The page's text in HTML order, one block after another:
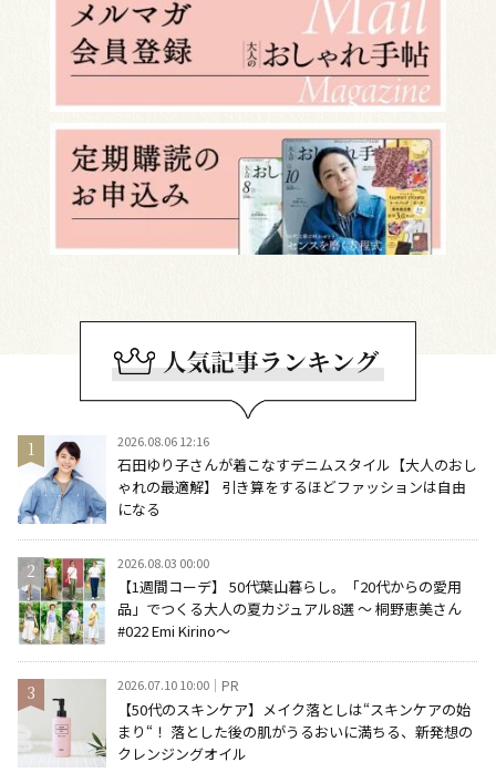
2026.08.06 12:16
石田ゆり子さんが着こなすデニムスタイル【大人のおし
ゃれの最適解】 引き算をするほどファッションは自由
になる
2026.08.03 00:00
【1週間コーデ】 50代葉山暮らし。「20代からの愛用
品」でつくる大人の夏カジュアル8選 ～ 桐野恵美さん
#022 Emi Kirino～
2026.07.10 10:00 PR
【50代のスキンケア】メイク落としは“スキンケアの始
まり“！ 落とした後の肌がうるおいに満ちる、新発想の
クレンジングオイル